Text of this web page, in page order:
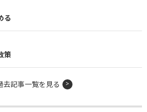
る
策
去記事一覧を見る